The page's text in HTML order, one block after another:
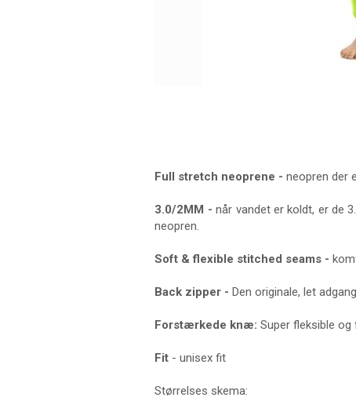
Full stretch neoprene -neopren der
3.0/2MM -når vandet er koldt, er de
neopren.
Soft & flexible stitched seams -
Back zipper -Den originale, let
Forstærkede knæ:Super fleksible
Fit - unisex fit
Størrelses skema: